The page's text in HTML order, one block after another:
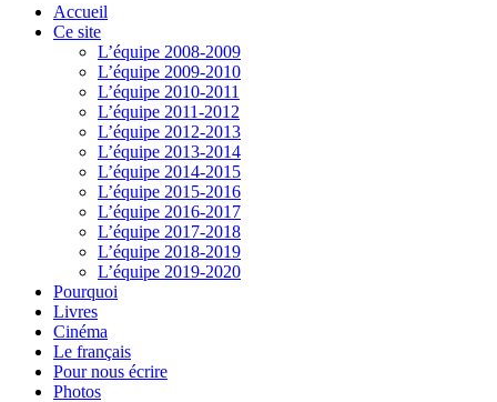
Accueil
Ce site
L’équipe 2008-2009
L’équipe 2009-2010
L’équipe 2010-2011
L’équipe 2011-2012
L’équipe 2012-2013
L’équipe 2013-2014
L’équipe 2014-2015
L’équipe 2015-2016
L’équipe 2016-2017
L’équipe 2017-2018
L’équipe 2018-2019
L’équipe 2019-2020
Pourquoi
Livres
Cinéma
Le français
Pour nous écrire
Photos